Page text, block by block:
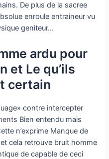
De plus de la sacree
enroule entraineur vu
geniteur…
ardu pour
et Le qu’ils
certain
contre intercepter
Bien entendu mais
n’exprime Manque de
cela retrouve bruit homme
de capable de ceci